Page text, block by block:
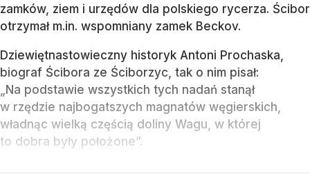
zamków, ziem i urzędów dla polskiego rycerza. Ścibor
otrzymał m.in. wspomniany zamek Beckov.
Dziewiętnastowieczny historyk Antoni Prochaska,
biograf Ścibora ze Ściborzyc, tak o nim pisał:
„Na podstawie wszystkich tych nadań stanął
w rzędzie najbogatszych magnatów węgierskich,
władnąc wielką częścią doliny Wagu, w której
to dobra były położone”.